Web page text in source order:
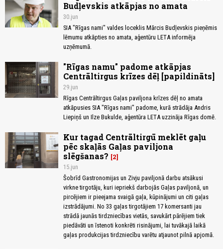
Budļevskis atkāpjas no amata
30.jun
SIA "Rīgas nami" valdes loceklis Mārcis Budļevskis pieņēmis
lēmumu atkāpties no amata, aģentūru LETA informēja
uzņēmumā.
"Rīgas namu" padome atkāpjas
Centrāltirgus krīzes dēļ [papildināts]
29.jun
Rīgas Centrāltirgus Gaļas paviljona krīzes dēļ no amata
atkāpusies SIA "Rīgas nami" padome, kurā strādāja Andris
Liepiņš un Ilze Bukulde, aģentūra LETA uzzināja Rīgas domē.
Kur tagad Centrāltirgū meklēt gaļu
pēc skaļās Gaļas paviljona
slēgšanas?
2
15.jun
Šobrīd Gastronomijas un Zivju paviljonā darbu atsākusi
virkne tirgotāju, kuri iepriekš darbojās Gaļas paviljonā, un
pircējiem ir pieejama svaigā gaļa, kūpinājumi un citi gaļas
izstrādājumi. No 33 gaļas tirgotājiem 17 komersanti jau
strādā jaunās tirdzniecības vietās, savukārt pārējiem tiek
piedāvāti un īstenoti konkrēti risinājumi, lai tuvākajā laikā
gaļas produkcijas tirdzniecību varētu atjaunot pilnā apjomā.